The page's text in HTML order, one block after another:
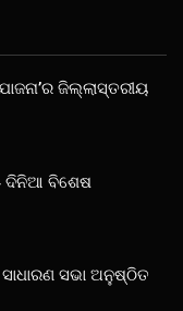
ଜିଲ୍ଲାସ୍ତରୀୟ
ଦିନିଆ ବିଶେଷ
ସଭା ଅନୁଷ୍ଠିତ